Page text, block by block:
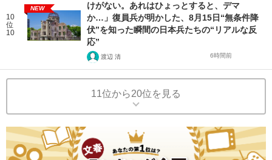
10
位
10
NEW
けがない。あれはひょっとすると、デマ
か…」復員兵が明かした、8月15日“無条件降
伏”を知った瞬間の日本兵たちの“リアルな反
応”
渡辺 清 6時間前
11位から20位を見る